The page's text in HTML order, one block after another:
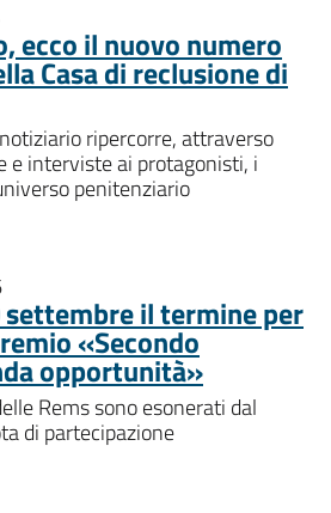
ecco il nuovo numero
Casa di reclusione di
ripercorre, attraverso
e interviste ai protagonisti, i
penitenziario
il termine per
«Secondo
opportunità»
Rems sono esonerati dal
di partecipazione